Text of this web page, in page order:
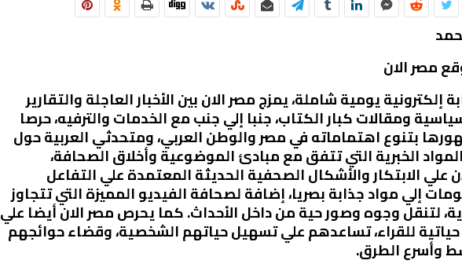
مصر الان
إلكترونية يومية شاملة، يمزج مصر الان بين الأخبار العاجلة والتقارير
ومقالات كبار الكتاب، جنبا إلي جنب مع الخدمات والترفيه، حرصا
بتنوع اهتماماته في مصر والوطن العربي، ومتحدثي العربية حول
الخبرية التي تتفق مع مبادئ الموضوعية وأخلاق الصحافة،
علي الابتكار والأشكال الصحفية الحديثة المعتمدة علي التفاعل
إلي مواد جذابة بصريا، إضافة لصحافة الفيديو المميزة التي تتجاوز
لتنقل وجوه وصور حية من داخل الأحداث. كما يحرص مصر الان أيضا علي
للقراء، تساعدهم علي تسهيل حياتهم الشخصية، وقضاء حوائجهم
وأسرع الطرق.